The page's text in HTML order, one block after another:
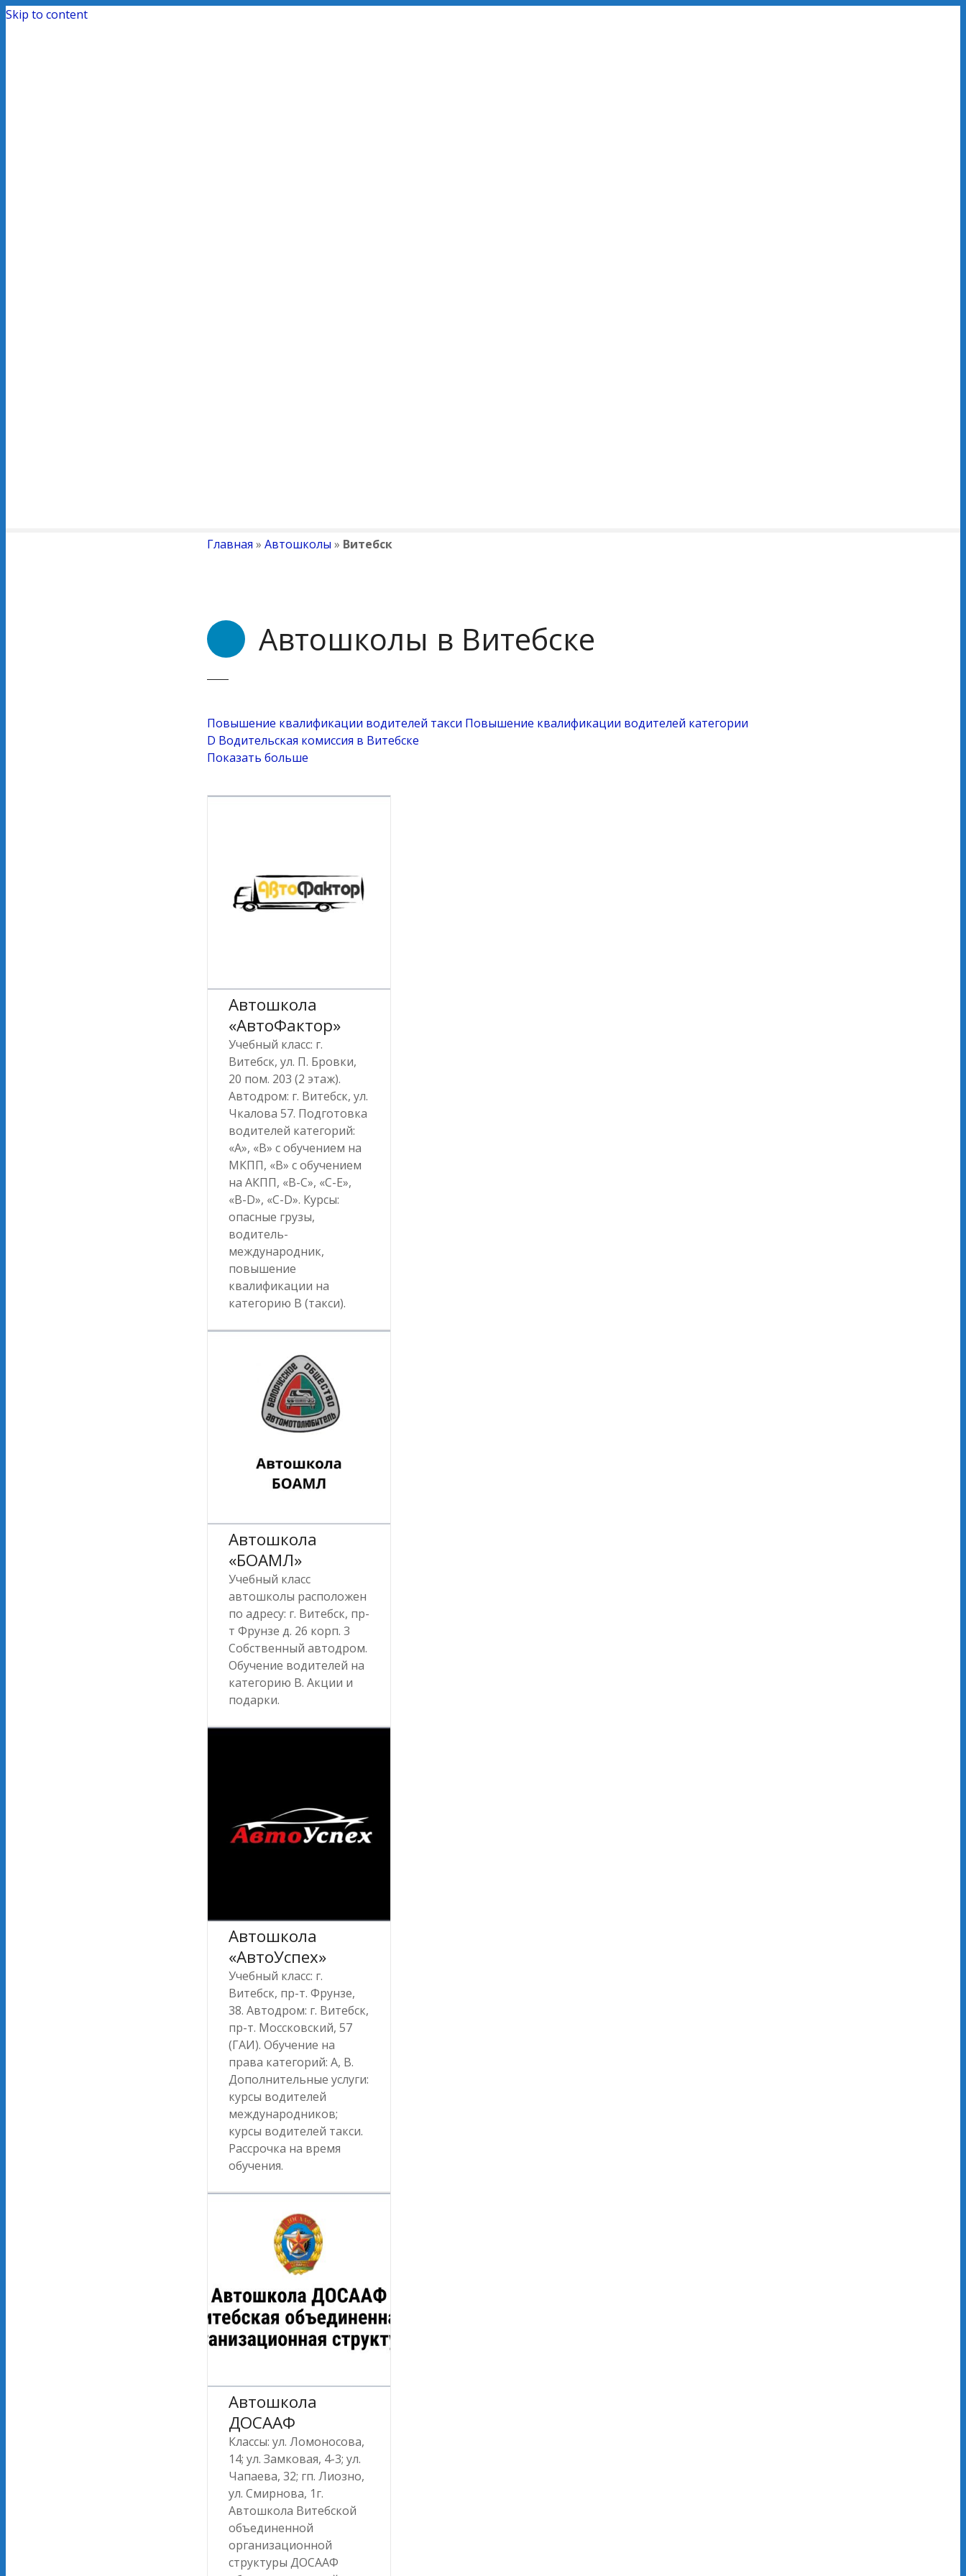
Skip to content
Главная » Автошколы » Витебск
Автошколы в Витебске
Повышение квалификации водителей такси Повышение квалификации водителей категории
D Водительская комиссия в Витебске
Показать больше
Автошкола
«АвтоФактор»
Учебный класс: г.
Витебск, ул. П. Бровки,
20 пом. 203 (2 этаж).
Автодром: г. Витебск, ул.
Чкалова 57. Подготовка
водителей категорий:
«А», «В» с обучением на
МКПП, «В» с обучением
на АКПП, «В-С», «С-Е»,
«В-D», «C-D». Курсы:
опасные грузы,
водитель-
международник,
повышение
квалификации на
категорию В (такси).
Автошкола
«БОАМЛ»
Учебный класс
автошколы расположен
по адресу: г. Витебск, пр-
т Фрунзе д. 26 корп. 3
Собственный автодром.
Обучение водителей на
категорию В. Акции и
подарки.
Автошкола
«АвтоУспех»
Учебный класс: г.
Витебск, пр-т. Фрунзе,
38. Автодром: г. Витебск,
пр-т. Моссковский, 57
(ГАИ). Обучение на
права категорий: А, В.
Дополнительные услуги:
курсы водителей
международников;
курсы водителей такси.
Рассрочка на время
обучения.
Автошкола
ДОСААФ
Классы: ул. Ломоносова,
14; ул. Замковая, 4-3; ул.
Чапаева, 32; гп. Лиозно,
ул. Смирнова, 1г.
Автошкола Витебской
объединенной
организационной
структуры ДОСААФ